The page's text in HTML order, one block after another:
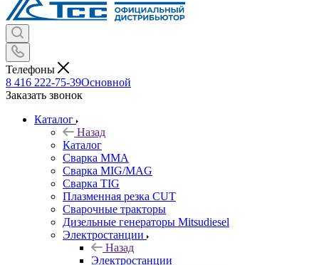
Телефоны
8 416 222-75-39Основной
Заказать звонок
Каталог
Назад
Каталог
Сварка MMA
Сварка MIG/MAG
Сварка TIG
Плазменная резка CUT
Сварочные тракторы
Дизельные генераторы Mitsudiesel
Электростанции
Назад
Электростанции